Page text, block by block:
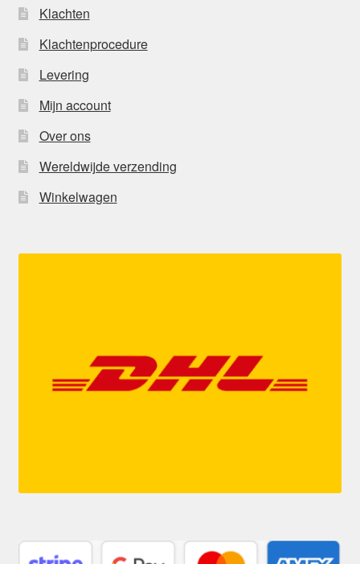
Klachten
Klachtenprocedure
Levering
Mijn account
Over ons
Wereldwijde verzending
Winkelwagen